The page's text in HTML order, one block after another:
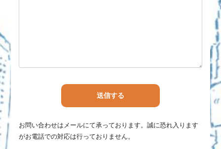
お問い合わせはメールにて承っております。誠に恐れ入ります
がお電話での対応は行っておりません。